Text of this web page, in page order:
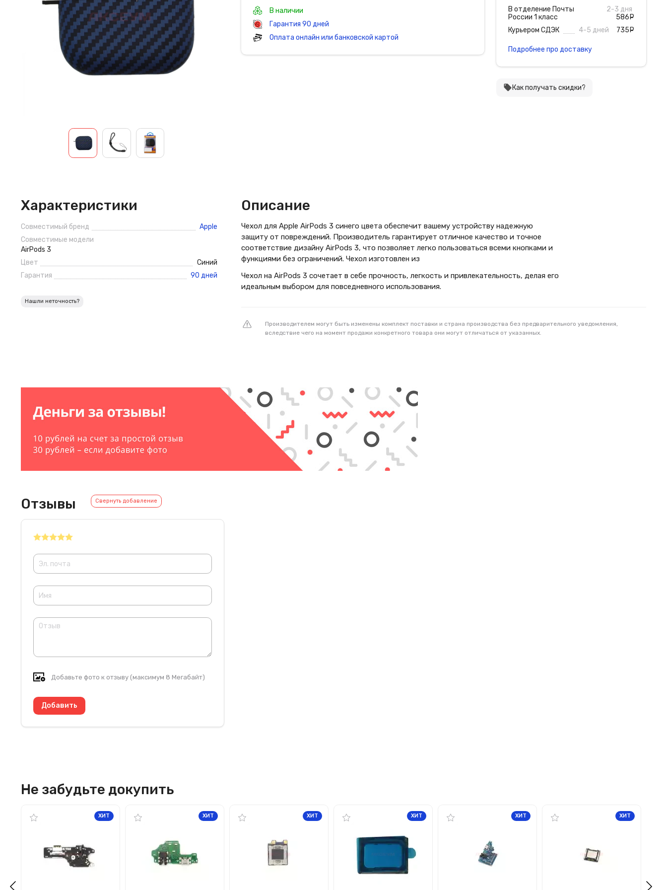
В наличии
Гарантия 90 дней
Оплата онлайн или банковской картой
В отделение Почты
России 1 класс
2-3 дня
586
Курьером СДЭК
4-5 дней 735
Подробнее про доставку
local_offerКак получать скидки?
Характеристики
Совместимый бренд
Apple
Совместимые модели
AirPods 3
Цвет
Синий
Гарантия
90 дней
Нашли неточность?
Описание
Чехол для Apple AirPods 3 синего цвета обеспечит вашему устройству надежную
защиту от повреждений. Производитель гарантирует отличное качество и точное
соответствие дизайну AirPods 3, что позволяет легко пользоваться всеми кнопками и
функциями без ограничений. Чехол изготовлен из
Чехол на AirPods 3 сочетает в себе прочность, легкость и привлекательность, делая его
идеальным выбором для повседневного использования.
Производителем могут быть изменены комплект поставки и страна производства без предварительного уведомления,
вследствие чего на момент продажи конкретного товара они могут отличаться от указанных.
Отзывы Свернуть добавление
Добавьте фото к отзыву (максимум 8 Мегабайт)
Не забудьте докупить
ХИТ ХИТ ХИТ ХИТ ХИТ ХИТ